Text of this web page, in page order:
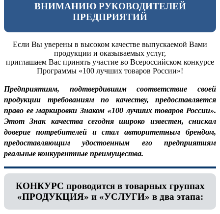
ВНИМАНИЮ РУКОВОДИТЕЛЕЙ
ПРЕДПРИЯТИЙ
Если Вы уверены в высоком качестве выпускаемой Вами
продукции и оказываемых услуг,
приглашаем Вас принять участие во Всероссийском конкурсе
Программы «100 лучших товаров России»!
Предприятиям, подтвердившим соответствие своей
продукции требованиям по качеству, предоставляется
право ее маркировки Знаком «100 лучших товаров России».
Этот Знак качества сегодня широко известен, снискал
доверие потребителей и стал авторитетным брендом,
предоставляющим удостоенным его предприятиям
реальные конкурентные преимущества.
КОНКУРС проводится в товарных группах
«ПРОДУКЦИЯ» и «УСЛУГИ» в два этапа: